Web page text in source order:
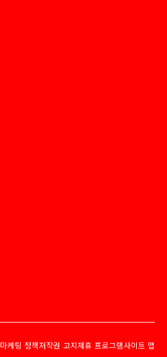
마케팅 정책저작권 고지제휴 프로그램사이트 맵